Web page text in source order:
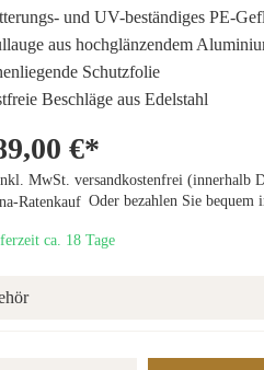
und UV-beständiges PE-
aus hochglänzendem
Schutzfolie
Beschläge aus Edelstahl
€*
MwSt. versandkostenfrei (innerhalb
Oder bezahlen Sie bequem
ca. 18 Tage